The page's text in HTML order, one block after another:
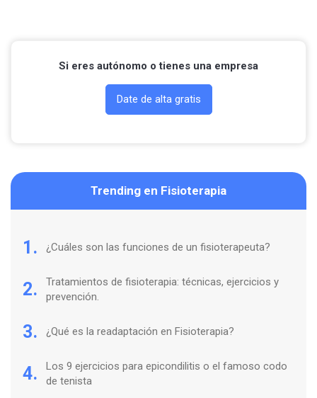
Si eres autónomo o tienes una empresa
Date de alta gratis
Trending en Fisioterapia
1. ¿Cuáles son las funciones de un fisioterapeuta?
2.
Tratamientos de fisioterapia: técnicas, ejercicios y
prevención.
3. ¿Qué es la readaptación en Fisioterapia?
4.
Los 9 ejercicios para epicondilitis o el famoso codo
de tenista